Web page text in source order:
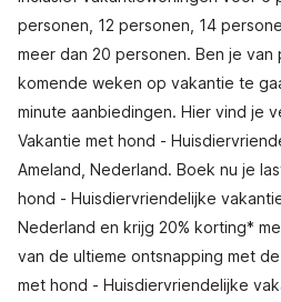
personen, 12 personen, 14
meer dan 20 personen. Ben je van
komende weken op vakantie te
minute aanbiedingen. Hier vind je
Vakantie met hond -
Ameland, Nederland. Boek nu je
hond - Huisdiervriendelijke
Nederland en krijg 20% korting*
van de ultieme ontsnapping met
met hond - Huisdiervriendelijke